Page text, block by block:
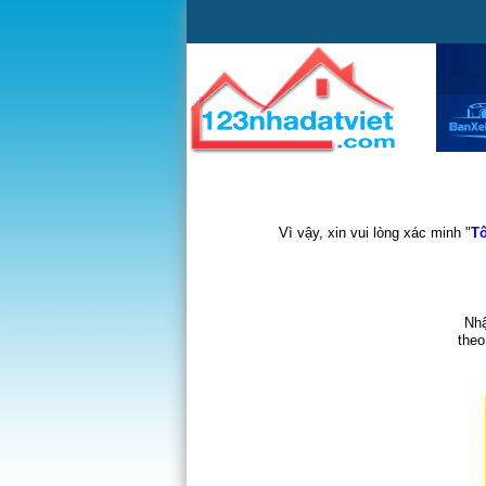
Vì vậy, xin vui lòng xác minh "